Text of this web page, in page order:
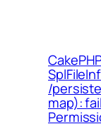
/
map):